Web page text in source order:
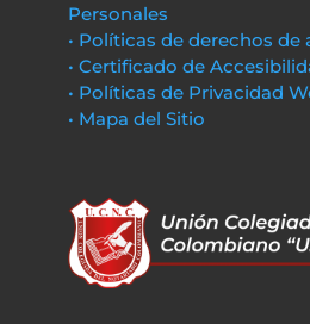
Personales
• Políticas de derechos de
• Certificado de
• Políticas de Privacidad
• Mapa del Sitio